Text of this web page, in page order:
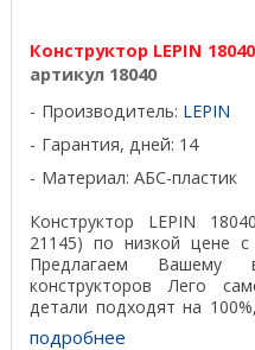
Конструктор LEPIN
артикул 18040
Производитель: LEPIN
Гарантия, дней: 14
Материал: АБС-пластик
Конструктор LEPIN
21145) по низкой цене
Предлагаем Вашему
конструкторов Лего
детали подходят на
подарочная ...
подробнее